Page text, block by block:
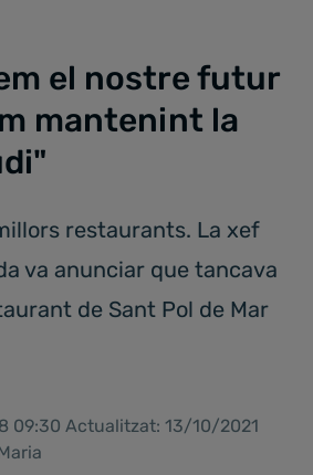
el nostre futur
mantenint la
restaurants. La xef
va anunciar que tancava
de Sant Pol de Mar
09:30 Actualitzat: 13/10/2021